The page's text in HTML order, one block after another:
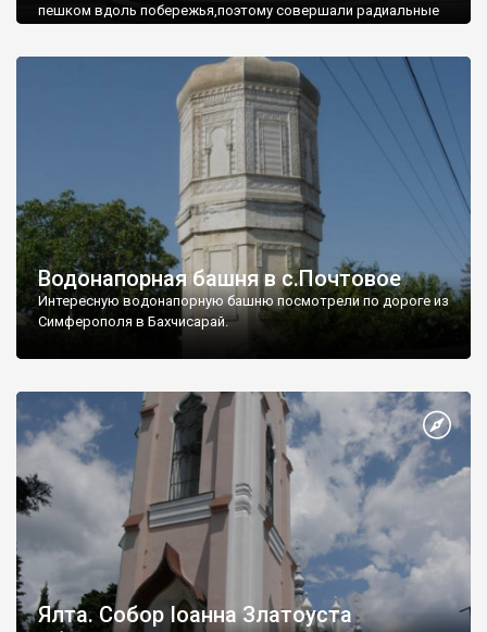
пешком вдоль побережья,поэтому совершали радиальные
Водонапорная башня в с.Почтовое
Интересную водонапорную башню посмотрели по дороге из
Симферополя в Бахчисарай.
Ялта. Собор Іоанна Златоуста